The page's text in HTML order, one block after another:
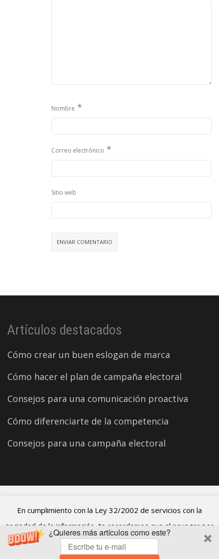
¿Quieres más artículos como este?
Nombre *
Correo electrónico *
Sitio web
Artículos destacados
Cómo crear un buen eslogan de marca
Cómo hacer el plan de campaña electoral
Consejos para una comunicación proactiva
Cómo diferenciarte de la competencia
Consejos para una campaña electoral
©2026 Carles Aparicio
En cumplimiento con la Ley 32/2002 de servicios con la
sociedad de la información, te recordamos que al navegar por
el blog de Carles Aparicio estás aceptando el uso de cookies.